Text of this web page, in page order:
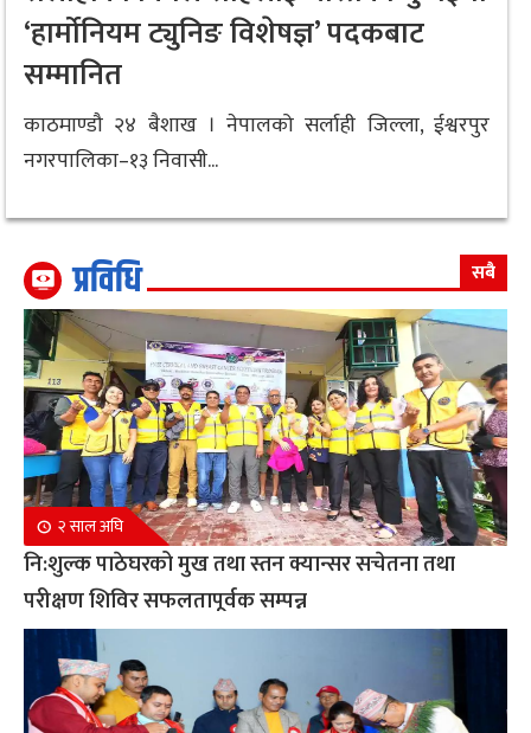
‘हार्मोनियम ट्युनिङ विशेषज्ञ’ पदकबाट
सम्मानित
काठमाण्डौ २४ बैशाख । नेपालको सर्लाही जिल्ला, ईश्वरपुर
नगरपालिका–१३ निवासी...
प्रविधि सबै
२ साल अघि
नि:शुल्क पाठेघरको मुख तथा स्तन क्यान्सर सचेतना तथा
परीक्षण शिविर सफलतापूर्वक सम्पन्न